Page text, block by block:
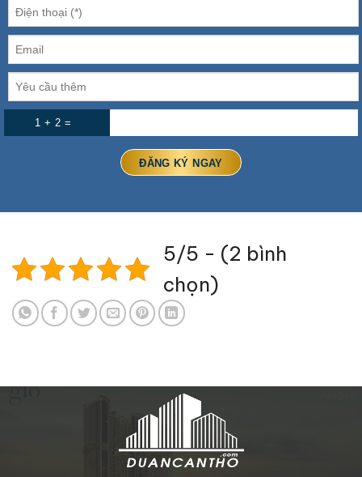
1 + 2 =
5/5 - (2 bình
chọn)